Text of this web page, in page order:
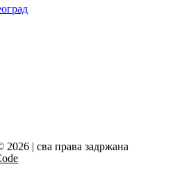
| сва права задржана